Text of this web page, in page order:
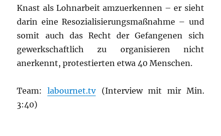
Knast als Lohnarbeit amzuerkennen – er sieht
darin eine Resozialisierungsmaßnahme – und
somit auch das Recht der Gefangenen sich
gewerkschaftlich zu organisieren nicht
anerkennt, protestierten etwa 40 Menschen.
Team:labournet.tv(Interview mit mir Min.
3:40)